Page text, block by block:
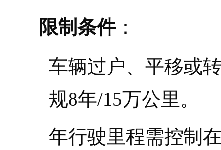
限制条件：
车辆过户、平移或
规8年/15万公里。
年行驶里程需控制